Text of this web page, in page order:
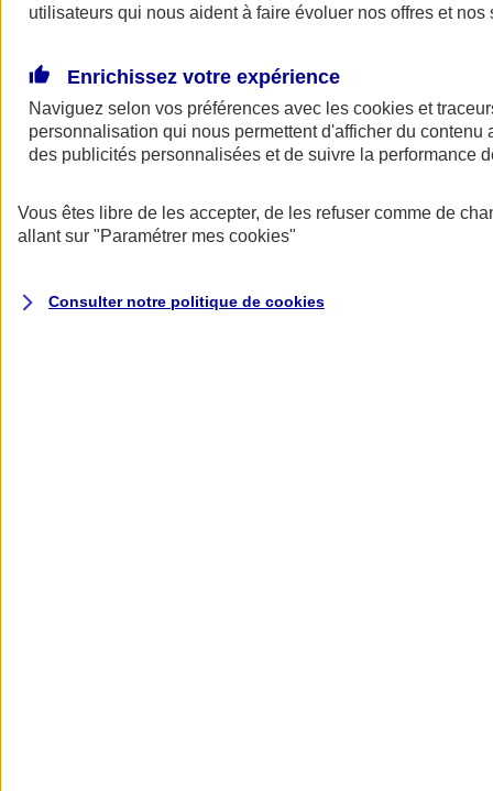
AXA Assurance
utilisateurs qui nous aident à faire évoluer nos offres et nos
Enrichissez votre expérience
Naviguez selon vos préférences avec les cookies et
personnalisation qui nous permettent d'afficher du contenu
des publicités personnalisées et de suivre la performance
Vous êtes libre de les accepter, de les refuser comme de
allant sur "Paramétrer mes cookies"
Consulter notre politique de cookies